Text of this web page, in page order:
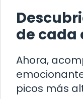
de cada
Ahora,
picos más